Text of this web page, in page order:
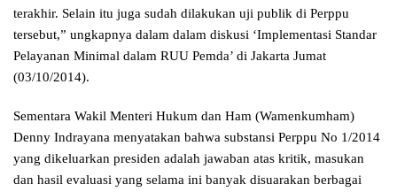
terakhir. Selain itu juga sudah dilakukan uji publik di Perppu
tersebut,” ungkapnya dalam dalam diskusi ‘Implementasi Standar
Pelayanan Minimal dalam RUU Pemda’ di Jakarta Jumat
(03/10/2014).
Sementara Wakil Menteri Hukum dan Ham (Wamenkumham)
Denny Indrayana menyatakan bahwa substansi Perppu No 1/2014
yang dikeluarkan presiden adalah jawaban atas kritik, masukan
dan hasil evaluasi yang selama ini banyak disuarakan berbagai